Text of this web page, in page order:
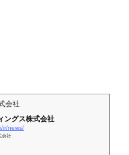
会社
ングス株式会社
ir/news/
会社